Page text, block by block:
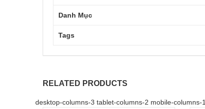
Danh Mục
Tags
RELATED PRODUCTS
desktop-columns-3 tablet-columns-2 mobile-columns-1